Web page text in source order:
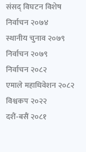
संसद् विघटन विशेष
निर्वाचन २०७४
स्थानीय चुनाव २०७९
निर्वाचन २०७९
निर्वाचन २०८२
एमाले महाधिवेशन २०८२
विश्वकप २०२२
दशैं-बसैं २०८१